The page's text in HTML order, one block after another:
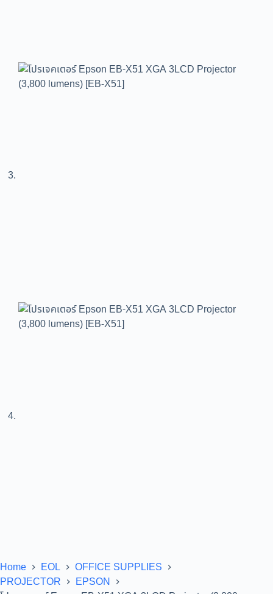
Home EOL
OFFICE SUPPLIES
PROJECTOR
EPSON